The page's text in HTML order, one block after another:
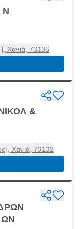
Ν
Χανιά, 73135
&
Χανιά, 73132